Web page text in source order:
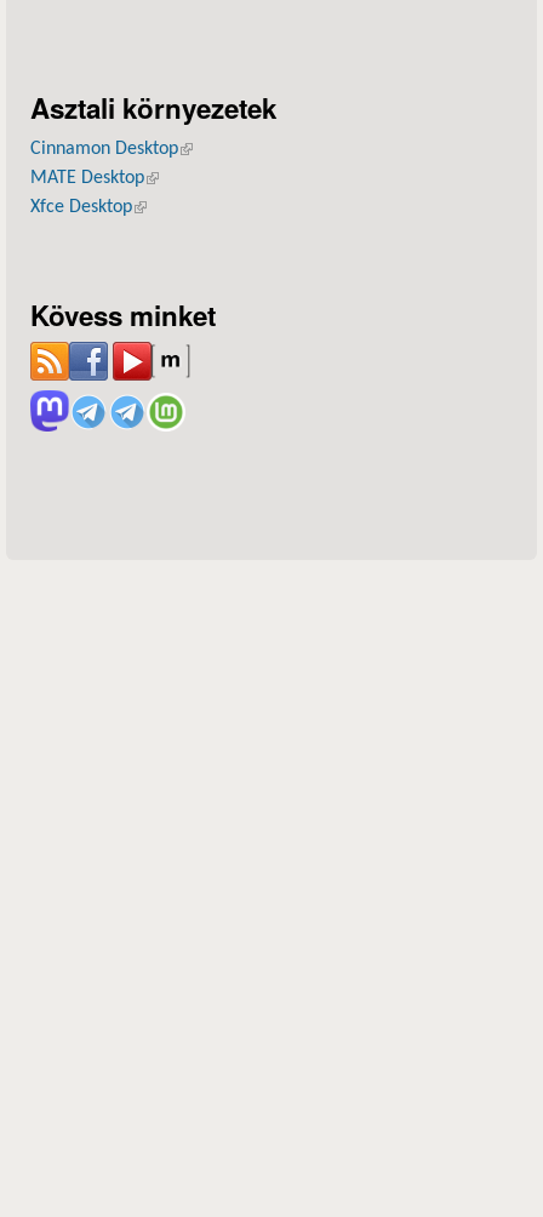
Asztali környezetek
Cinnamon Desktop(külső hivatkozás)
MATE Desktop(külső hivatkozás)
Xfce Desktop(külső hivatkozás)
Kövess minket